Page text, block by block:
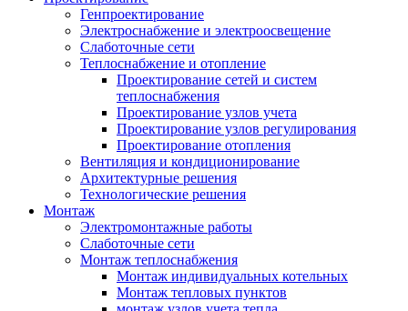
Генпроектирование
Электроснабжение и электроосвещение
Слаботочные сети
Теплоснабжение и отопление
Проектирование сетей и систем
теплоснабжения
Проектирование узлов учета
Проектирование узлов регулирования
Проектирование отопления
Вентиляция и кондиционирование
Архитектурные решения
Технологические решения
Монтаж
Электромонтажные работы
Слаботочные сети
Монтаж теплоснабжения
Монтаж индивидуальных котельных
Монтаж тепловых пунктов